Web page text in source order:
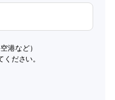
港など）
ださい。